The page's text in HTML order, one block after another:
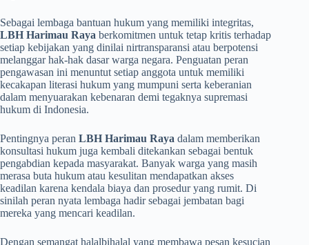
Sebagai lembaga bantuan hukum yang memiliki integritas,
LBH Harimau Raya berkomitmen untuk tetap kritis terhadap
setiap kebijakan yang dinilai nirtransparansi atau berpotensi
melanggar hak-hak dasar warga negara. Penguatan peran
pengawasan ini menuntut setiap anggota untuk memiliki
kecakapan literasi hukum yang mumpuni serta keberanian
dalam menyuarakan kebenaran demi tegaknya supremasi
hukum di Indonesia.
​Pentingnya peran LBH Harimau Raya dalam memberikan
konsultasi hukum juga kembali ditekankan sebagai bentuk
pengabdian kepada masyarakat. Banyak warga yang masih
merasa buta hukum atau kesulitan mendapatkan akses
keadilan karena kendala biaya dan prosedur yang rumit. Di
sinilah peran nyata lembaga hadir sebagai jembatan bagi
mereka yang mencari keadilan.
Dengan semangat halalbihalal yang membawa pesan kesucian